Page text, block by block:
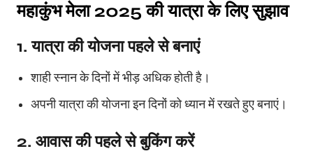
महाकुंभ मेला 2025की यात्रा के लिए सुझाव
1. यात्रा की योजना पहले से बनाएं
शाही स्नान के दिनों में भीड़ अधिक होती है।
अपनी यात्रा की योजना इन दिनों को ध्यान में रखते हुए बनाएं।
2. आवास की पहले से बुकिंग करें